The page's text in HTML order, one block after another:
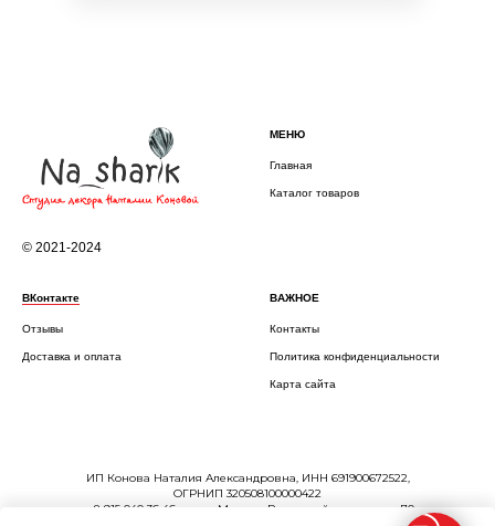
© 2021-2024
МЕНЮ
Главная
Каталог товаров
ВКонтакте
Отзывы
Доставка и оплата
ВАЖНОЕ
Контакты
Политика конфиденциальности
Карта сайта
ИП Конова Наталия Александровна, ИНН 691900672522,
ОГРНИП 320508100000422
т.: 8 915 040 36 46, город Москва, Рязанский проспект, д.70